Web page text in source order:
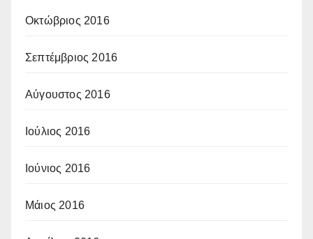
Οκτώβριος 2016
Σεπτέμβριος 2016
Αύγουστος 2016
Ιούλιος 2016
Ιούνιος 2016
Μάιος 2016